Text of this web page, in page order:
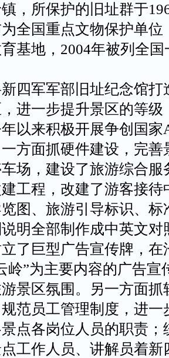
，所保护的旧址群于
全国重点文物保护单位
基地，2004年被列全
军军部旧址纪念馆打
进一步提升景区的等级
年以来积极开展争创国
方面抓硬件建设，完善
场，建设了旅游综合服
工程，改建了游客接待
图、旅游引导标识、标
明全部制作成中英文对
了巨型广告宣传牌，在
岭”为主要内容的广告宣
景区氛围。另一方面抓
范员工管理制度，进一
点各岗位人员的职责；
工作人员、讲解员着新